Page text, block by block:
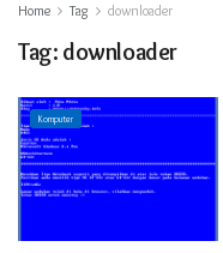
Home Tag downloader
Tag: downloader
Komputer